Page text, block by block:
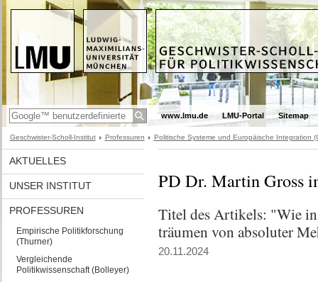
www.lmu.de LMU-Portal Sitemap
Geschwister-Scholl-Institut Professuren Politische Systeme und Europäische Integration
AKTUELLES
UNSER INSTITUT
PROFESSUREN
Empirische Politikforschung
(Thurner)
Vergleichende
Politikwissenschaft (Bolleyer)
PD Dr. Martin Gross
Titel des Artikels: "Wie
träumen von absoluter
20.11.2024